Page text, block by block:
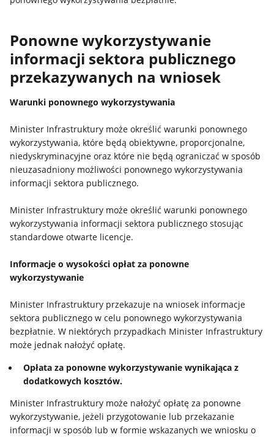
Ponowne wykorzystywanie
informacji sektora publicznego
przekazywanych na wniosek
Warunki ponownego wykorzystywania
Minister Infrastruktury może określić warunki ponownego
wykorzystywania, które będą obiektywne, proporcjonalne,
niedyskryminacyjne oraz które nie będą ograniczać w sposób
nieuzasadniony możliwości ponownego wykorzystywania
informacji sektora publicznego.
Minister Infrastruktury może określić warunki ponownego
wykorzystywania informacji sektora publicznego stosując
standardowe otwarte licencje.
Informacje o wysokości opłat za ponowne
wykorzystywanie
Minister Infrastruktury przekazuje na wniosek informacje
sektora publicznego w celu ponownego wykorzystywania
bezpłatnie. W niektórych przypadkach Minister Infrastruktury
może jednak nałożyć opłatę.
Opłata za ponowne wykorzystywanie wynikająca z
dodatkowych kosztów.
Minister Infrastruktury może nałożyć opłatę za ponowne
wykorzystywanie, jeżeli przygotowanie lub przekazanie
informacji w sposób lub w formie wskazanych we wniosku o